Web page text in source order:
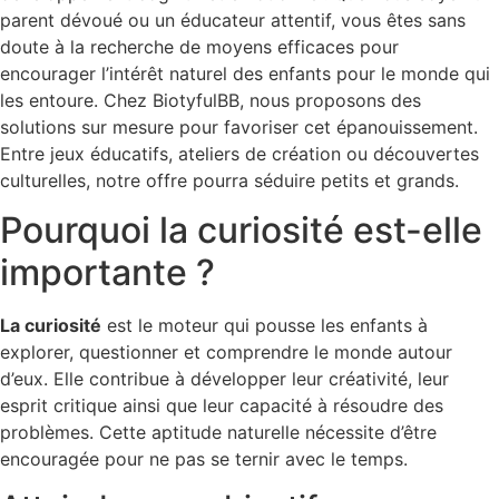
parent dévoué ou un éducateur attentif, vous êtes sans
doute à la recherche de moyens efficaces pour
encourager l’intérêt naturel des enfants pour le monde qui
les entoure. Chez BiotyfulBB, nous proposons des
solutions sur mesure pour favoriser cet épanouissement.
Entre jeux éducatifs, ateliers de création ou découvertes
culturelles, notre offre pourra séduire petits et grands.
Pourquoi la curiosité est-elle
importante ?
La curiosité est le moteur qui pousse les enfants à
explorer, questionner et comprendre le monde autour
d’eux. Elle contribue à développer leur créativité, leur
esprit critique ainsi que leur capacité à résoudre des
problèmes. Cette aptitude naturelle nécessite d’être
encouragée pour ne pas se ternir avec le temps.